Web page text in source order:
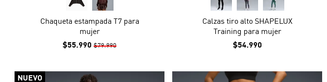
Chaqueta estampada T7 para
mujer
$55.990 $79.990
Calzas tiro alto SHAPELUX
Training para mujer
$54.990
NUEVO